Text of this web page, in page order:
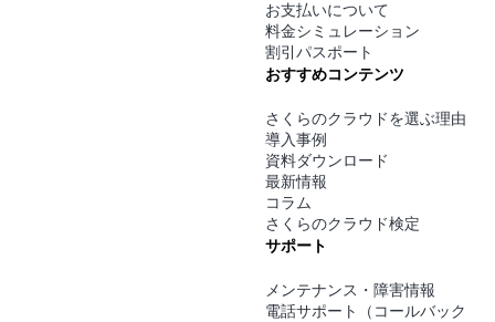
お支払いについて
料金シミュレーション
割引パスポート
おすすめコンテンツ
さくらのクラウドを選ぶ理由
導入事例
資料ダウンロード
最新情報
コラム
さくらのクラウド検定
サポート
メンテナンス・障害情報
電話サポート（コールバック